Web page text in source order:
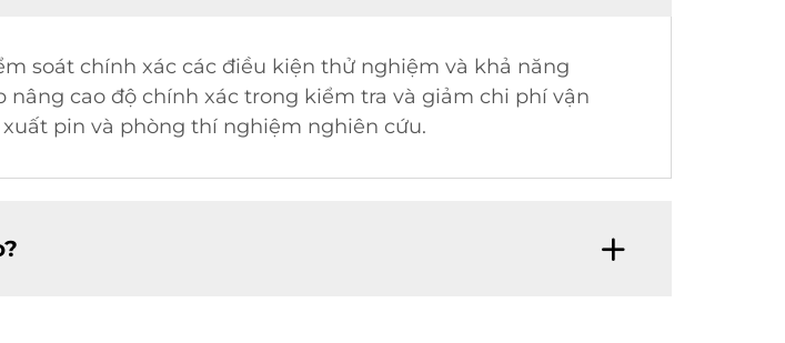
soát chính xác các điều kiện thử nghiệm và khả năng
cao độ chính xác trong kiểm tra và giảm chi phí vận
pin và phòng thí nghiệm nghiên cứu.